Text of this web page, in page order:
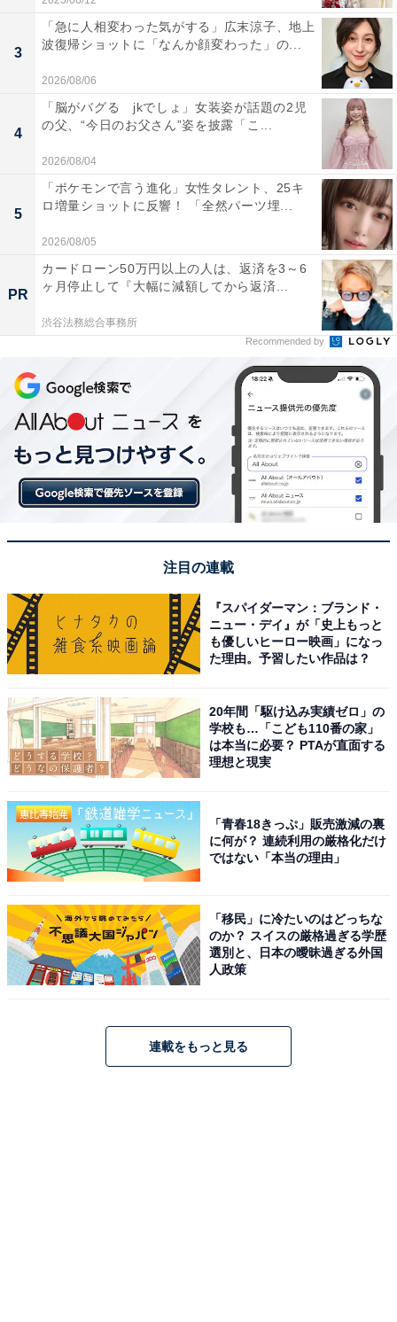
3
「急に人相変わった気がする」広末涼子、地上
波復帰ショットに「なんか顔変わった」の...
2026/08/06
4
「脳がバグる jkでしょ」女装姿が話題の2児
の父、“今日のお父さん”姿を披露「こ...
2026/08/04
5
「ポケモンで言う進化」女性タレント、25キ
ロ増量ショットに反響！ 「全然パーツ埋...
2026/08/05
PR
カードローン50万円以上の人は、返済を3～6
ヶ月停止して『大幅に減額してから返済...
渋谷法務総合事務所
Recommended by
注目の連載
『スパイダーマン：ブランド・
ニュー・デイ』が「史上もっと
も優しいヒーロー映画」になっ
た理由。予習したい作品は？
20年間「駆け込み実績ゼロ」の
学校も…「こども110番の家」
は本当に必要？ PTAが直面する
理想と現実
「青春18きっぷ」販売激減の裏
に何が？ 連続利用の厳格化だけ
ではない「本当の理由」
「移民」に冷たいのはどっちな
のか？ スイスの厳格過ぎる学歴
選別と、日本の曖昧過ぎる外国
人政策
連載をもっと見る